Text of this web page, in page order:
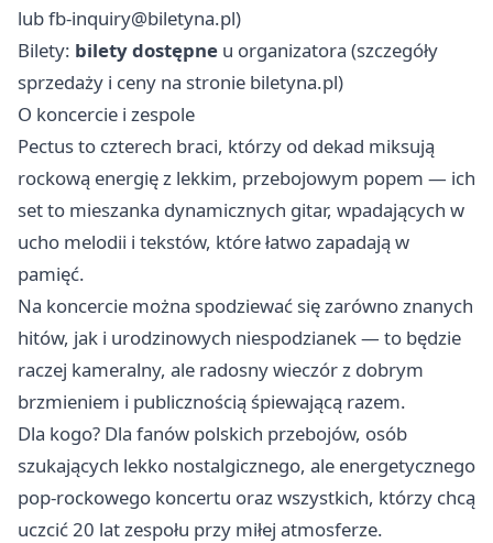
lubfb-inquiry@biletyna.pl)
Bilety: bilety dostępne u organizatora (szczegóły
sprzedaży i ceny na stronie biletyna.pl)
O koncercie i zespole
Pectus to czterech braci, którzy od dekad miksują
rockową energię z lekkim, przebojowym popem — ich
set to mieszanka dynamicznych gitar, wpadających w
ucho melodii i tekstów, które łatwo zapadają w
pamięć.
Na koncercie można spodziewać się zarówno znanych
hitów, jak i urodzinowych niespodzianek — to będzie
raczej kameralny, ale radosny wieczór z dobrym
brzmieniem i publicznością śpiewającą razem.
Dla kogo? Dla fanów polskich przebojów, osób
szukających lekko nostalgicznego, ale energetycznego
pop-rockowego koncertu oraz wszystkich, którzy chcą
uczcić 20 lat zespołu przy miłej atmosferze.